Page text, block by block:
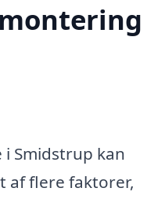
Smidstrup kan
af flere faktorer,